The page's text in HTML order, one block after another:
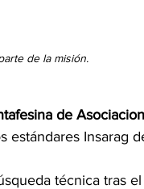
de la misión.
de
Insarag
técnica tras